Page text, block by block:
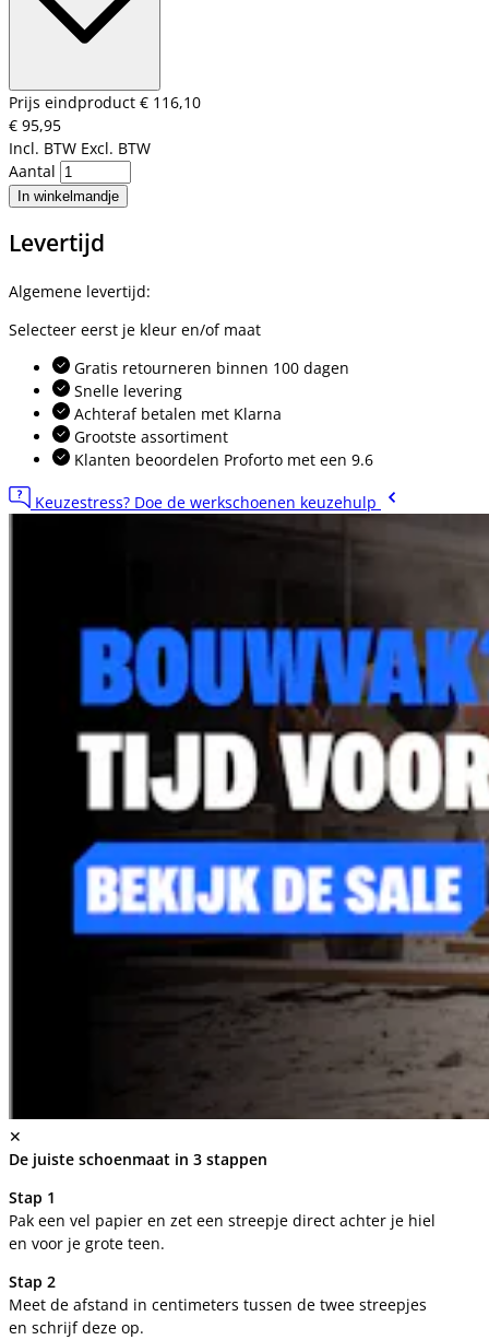
Prijs eindproduct € 116,10
€ 95,95
Incl. BTW Excl. BTW
Aantal
In winkelmandje
Levertijd
Algemene levertijd:
Selecteer eerst je kleur en/of maat
Gratis retourneren binnen 100 dagen
Snelle levering
Achteraf betalen met Klarna
Grootste assortiment
Klanten beoordelen Proforto met een 9.6
Keuzestress? Doe de werkschoenen keuzehulp
✕
De juiste schoenmaat in 3 stappen
Stap 1
Pak een vel papier en zet een streepje direct achter je hiel
en voor je grote teen.
Stap 2
Meet de afstand in centimeters tussen de twee streepjes
en schrijf deze op.